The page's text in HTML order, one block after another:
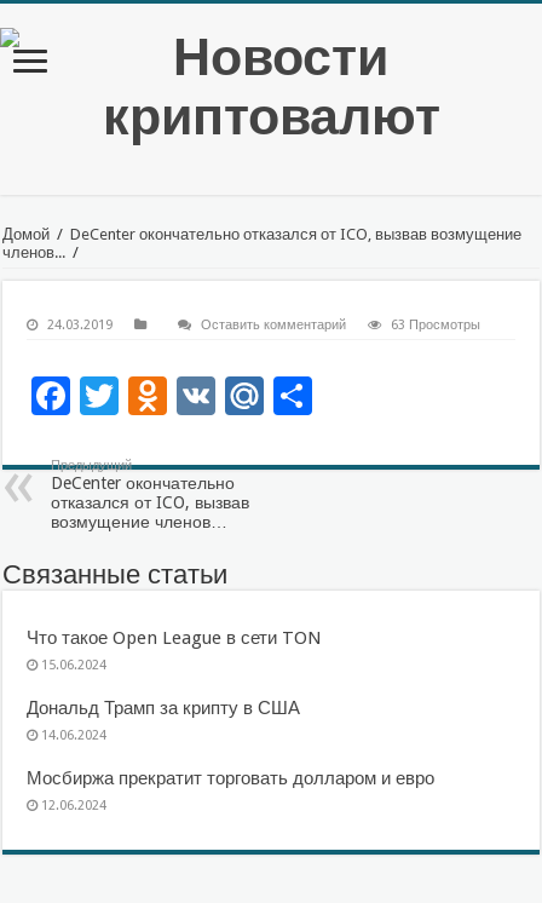
Домой / DeCenter окончательно отказался от ICO, вызвав возмущение
членов... /
24.03.2019 Оставить комментарий 63 Просмотры
Facebook
Twitter
Odnoklassniki
VK Mail.Ru
Предыдущий
DeCenter окончательно
отказался от ICO, вызвав
возмущение членов…
Связанные статьи
Что такое Open League в сети TON
15.06.2024
Дональд Трамп за крипту в США
14.06.2024
Мосбиржа прекратит торговать долларом и евро
12.06.2024